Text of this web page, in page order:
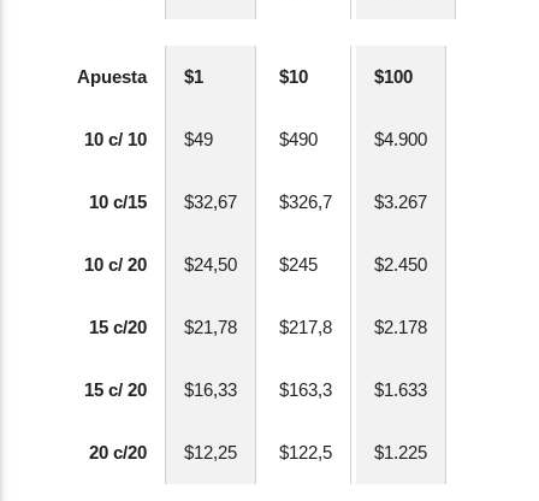
Apuesta
10 c/ 10
10 c/15
10 c/ 20
15 c/20
15 c/ 20
20 c/20
$1
$49
$32,67
$24,50
$21,78
$16,33
$12,25
$10
$490
$326,7
$245
$217,8
$163,3
$122,5
$100
$4.900
$3.267
$2.450
$2.178
$1.633
$1.225